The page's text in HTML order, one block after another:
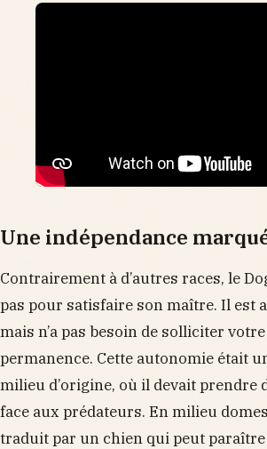
Une indépendance
Contrairement à d’autres races, le
pas pour satisfaire son maître. Il est
mais n’a pas besoin de solliciter
permanence. Cette autonomie était
milieu d’origine, où il devait prendre
face aux prédateurs. En milieu
traduit par un chien qui peut paraître